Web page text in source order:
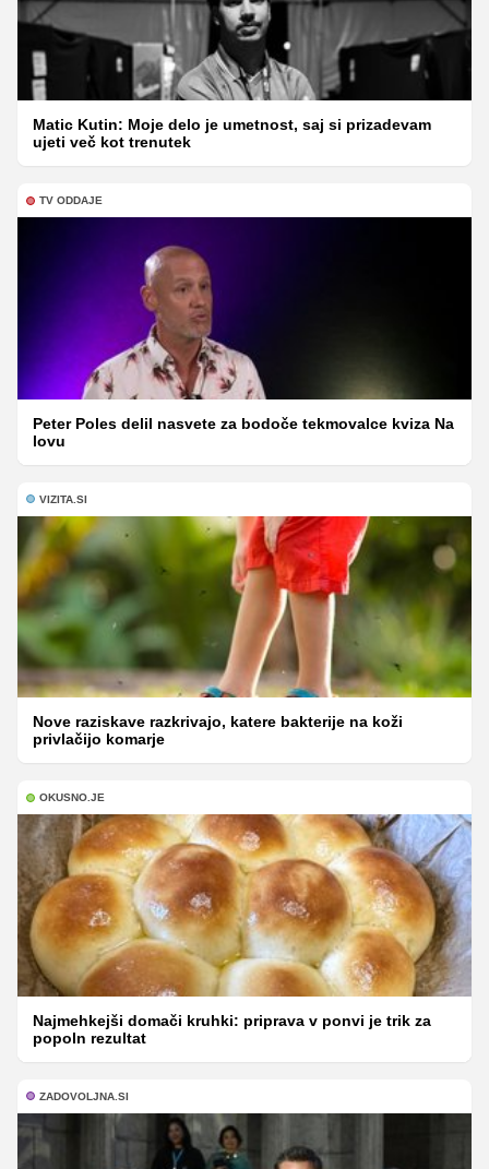
Matic Kutin: Moje delo je umetnost, saj si prizadevam
ujeti več kot trenutek
TV ODDAJE
Peter Poles delil nasvete za bodoče tekmovalce kviza Na
lovu
VIZITA.SI
Nove raziskave razkrivajo, katere bakterije na koži
privlačijo komarje
OKUSNO.JE
Najmehkejši domači kruhki: priprava v ponvi je trik za
popoln rezultat
ZADOVOLJNA.SI